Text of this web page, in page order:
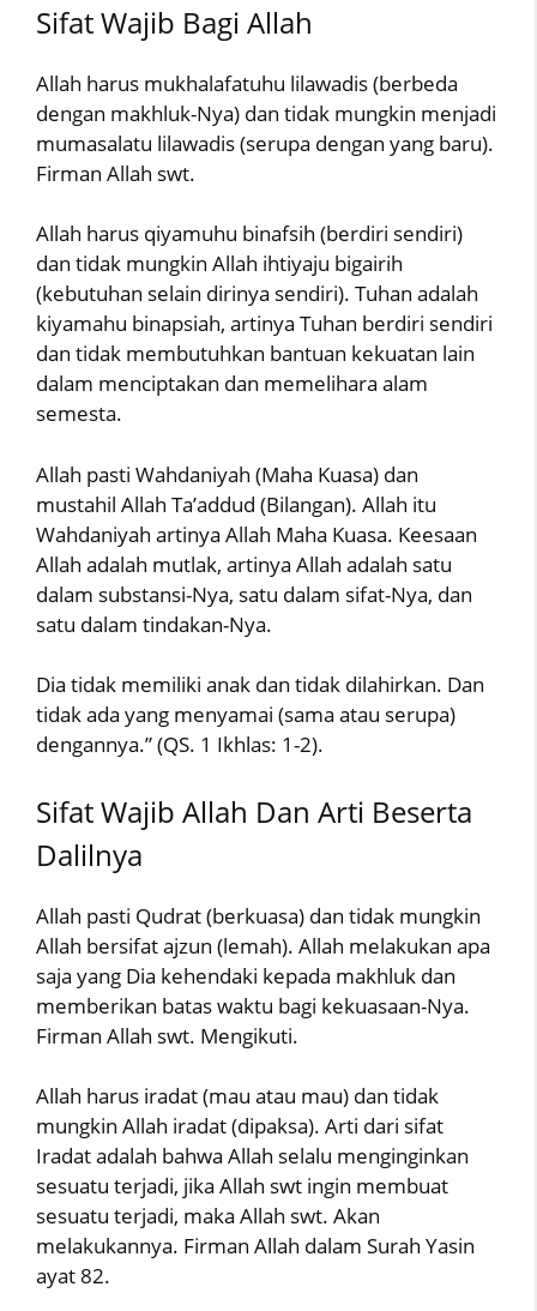
Sifat Wajib Bagi Allah
Allah harus mukhalafatuhu lilawadis (berbeda
dengan makhluk-Nya) dan tidak mungkin menjadi
mumasalatu lilawadis (serupa dengan yang baru).
Firman Allah swt.
Allah harus qiyamuhu binafsih (berdiri sendiri)
dan tidak mungkin Allah ihtiyaju bigairih
(kebutuhan selain dirinya sendiri). Tuhan adalah
kiyamahu binapsiah, artinya Tuhan berdiri sendiri
dan tidak membutuhkan bantuan kekuatan lain
dalam menciptakan dan memelihara alam
semesta.
Allah pasti Wahdaniyah (Maha Kuasa) dan
mustahil Allah Ta’addud (Bilangan). Allah itu
Wahdaniyah artinya Allah Maha Kuasa. Keesaan
Allah adalah mutlak, artinya Allah adalah satu
dalam substansi-Nya, satu dalam sifat-Nya, dan
satu dalam tindakan-Nya.
Dia tidak memiliki anak dan tidak dilahirkan. Dan
tidak ada yang menyamai (sama atau serupa)
dengannya.” (QS. 1 Ikhlas: 1-2).
Sifat Wajib Allah Dan Arti Beserta
Dalilnya
Allah pasti Qudrat (berkuasa) dan tidak mungkin
Allah bersifat ajzun (lemah). Allah melakukan apa
saja yang Dia kehendaki kepada makhluk dan
memberikan batas waktu bagi kekuasaan-Nya.
Firman Allah swt. Mengikuti.
Allah harus iradat (mau atau mau) dan tidak
mungkin Allah iradat (dipaksa). Arti dari sifat
Iradat adalah bahwa Allah selalu menginginkan
sesuatu terjadi, jika Allah swt ingin membuat
sesuatu terjadi, maka Allah swt. Akan
melakukannya. Firman Allah dalam Surah Yasin
ayat 82.